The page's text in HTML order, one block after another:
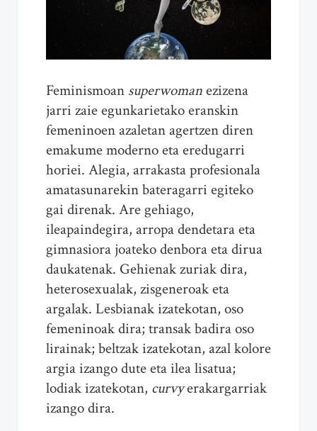
Feminismoan superwomanezizena
jarri zaie egunkarietako eranskin
femeninoen azaletan agertzen diren
emakume moderno eta eredugarri
horiei. Alegia, arrakasta profesionala
amatasunarekin bateragarri egiteko
gai direnak. Are gehiago,
ileapaindegira, arropa dendetara eta
gimnasiora joateko denbora eta dirua
daukatenak. Gehienak zuriak dira,
heterosexualak, zisgeneroak eta
argalak. Lesbianak izatekotan, oso
femeninoak dira; transak badira oso
lirainak; beltzak izatekotan, azal kolore
argia izango dute eta ilea lisatua;
lodiak izatekotan, curvyerakargarriak
izango dira.